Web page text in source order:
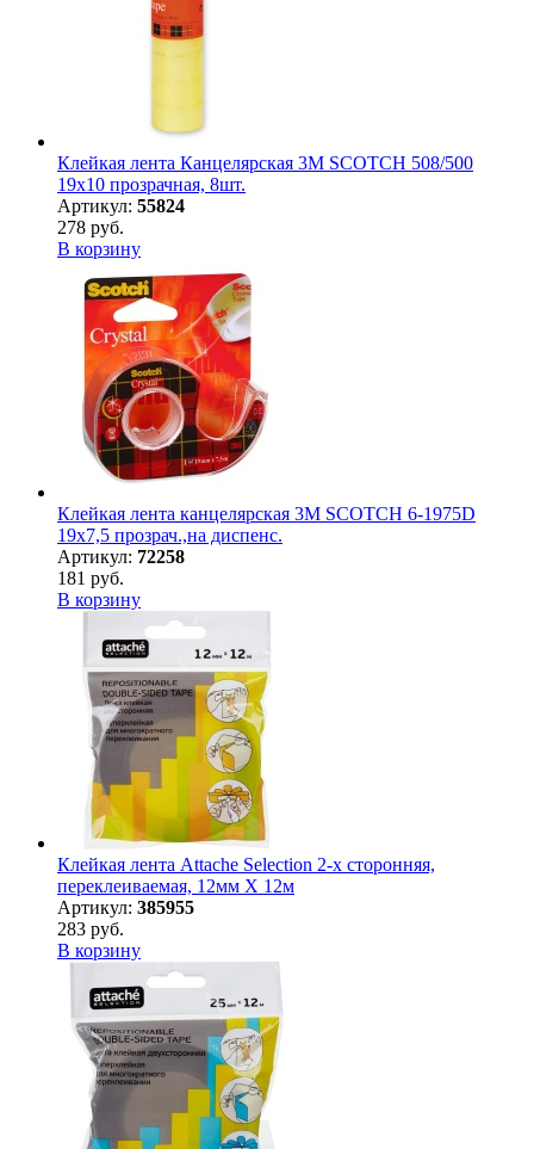
Клейкая лента Канцелярская 3M SCOTCH 508/500
19х10 прозрачная, 8шт.
Артикул: 55824
278 руб.
В корзину
Клейкая лента канцелярская 3M SCOTCH 6-1975D
19х7,5 прозрач.,на диспенс.
Артикул: 72258
181 руб.
В корзину
Клейкая лента Attache Selection 2-х сторонняя,
переклеиваемая, 12мм Х 12м
Артикул: 385955
283 руб.
В корзину